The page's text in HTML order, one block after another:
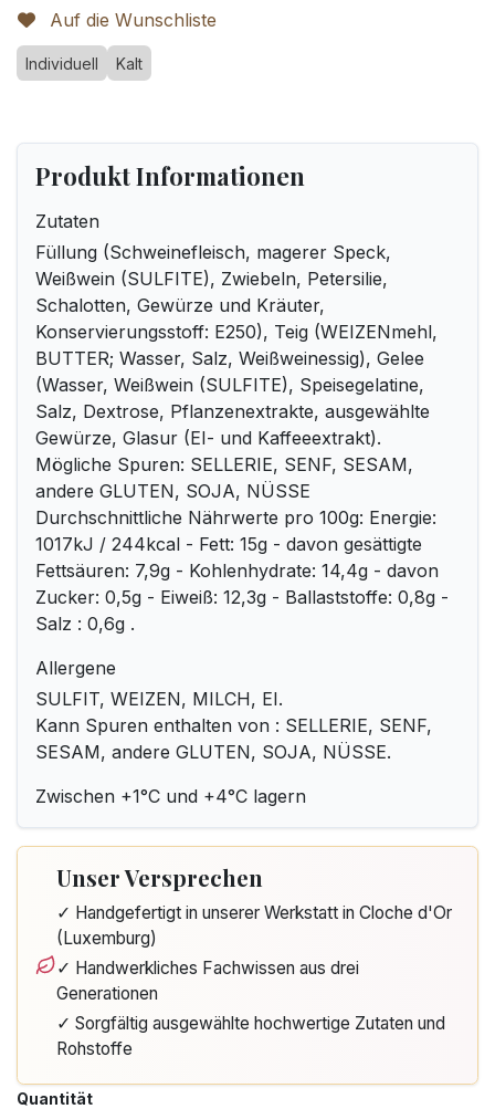
Auf die Wunschliste
Individuell Kalt
Produkt Informationen
Zutaten
Füllung (Schweinefleisch, magerer Speck,
Weißwein (SULFITE), Zwiebeln, Petersilie,
Schalotten, Gewürze und Kräuter,
Konservierungsstoff: E250), Teig (WEIZENmehl,
BUTTER; Wasser, Salz, Weißweinessig), Gelee
(Wasser, Weißwein (SULFITE), Speisegelatine,
Salz, Dextrose, Pflanzenextrakte, ausgewählte
Gewürze, Glasur (EI- und Kaffeeextrakt).
Mögliche Spuren: SELLERIE, SENF, SESAM,
andere GLUTEN, SOJA, NÜSSE
Durchschnittliche Nährwerte pro 100g: Energie:
1017kJ / 244kcal - Fett: 15g - davon gesättigte
Fettsäuren: 7,9g - Kohlenhydrate: 14,4g - davon
Zucker: 0,5g - Eiweiß: 12,3g - Ballaststoffe: 0,8g -
Salz : 0,6g .
Allergene
SULFIT, WEIZEN, MILCH, EI.
Kann Spuren enthalten von : SELLERIE, SENF,
SESAM, andere GLUTEN, SOJA, NÜSSE.
Zwischen +1°C und +4°C lagern
Unser Versprechen
✓ Handgefertigt in unserer Werkstatt in Cloche d'Or
(Luxemburg)
✓ Handwerkliches Fachwissen aus drei
Generationen
✓ Sorgfältig ausgewählte hochwertige Zutaten und
Rohstoffe
Quantität